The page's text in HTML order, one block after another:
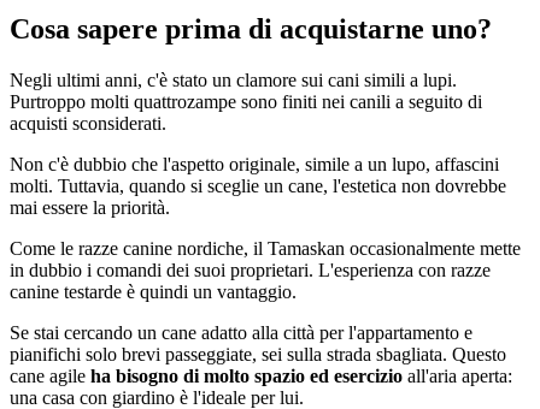
Cosa sapere prima di acquistarne uno?
Negli ultimi anni, c'è stato un clamore sui cani simili a lupi.
Purtroppo molti quattrozampe sono finiti nei canili a seguito di
acquisti sconsiderati.
Non c'è dubbio che l'aspetto originale, simile a un lupo, affascini
molti. Tuttavia, quando si sceglie un cane, l'estetica non dovrebbe
mai essere la priorità.
Come le razze canine nordiche, il Tamaskan occasionalmente mette
in dubbio i comandi dei suoi proprietari. L'esperienza con razze
canine testarde è quindi un vantaggio.
Se stai cercando un cane adatto alla città per l'appartamento e
pianifichi solo brevi passeggiate, sei sulla strada sbagliata. Questo
cane agile ha bisogno di molto spazio ed esercizio all'aria aperta:
una casa con giardino è l'ideale per lui.